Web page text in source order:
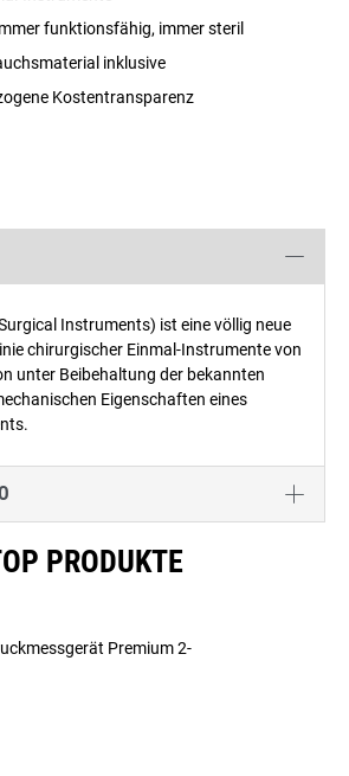
funktionsfähig, immer steril
inklusive
Kostentransparenz
Instruments) ist eine völlig neue
chirurgischer Einmal-Instrumente von
unter Beibehaltung der bekannten
Eigenschaften eines
PRODUKTE